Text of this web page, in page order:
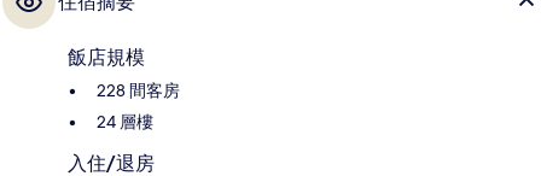
飯店規模
228 間客房
24 層樓
入住/退房